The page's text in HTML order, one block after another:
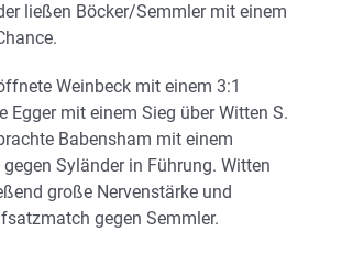
ließen Böcker/Semmler mit einem
Weinbeck mit einem 3:1
Egger mit einem Sieg über Witten S.
Babensham mit einem
Syländer in Führung. Witten
große Nervenstärke und
gegen Semmler.